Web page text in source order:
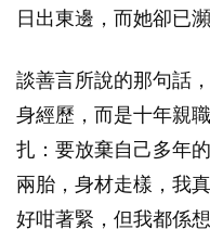
日出東邊，而她卻已
談善言所說的那句話
身經歷，而是十年親
扎：要放棄自己多年
兩胎，身材走樣，我
好咁著緊，但我都係